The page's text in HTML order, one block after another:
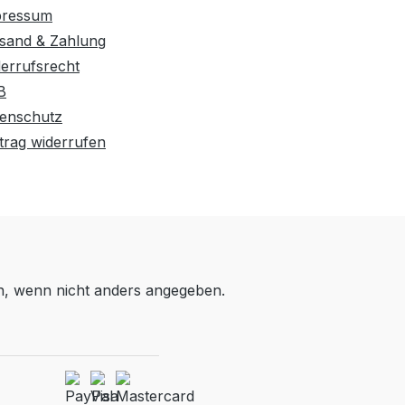
& Zahlung
widerrufen
wenn nicht anders angegeben.